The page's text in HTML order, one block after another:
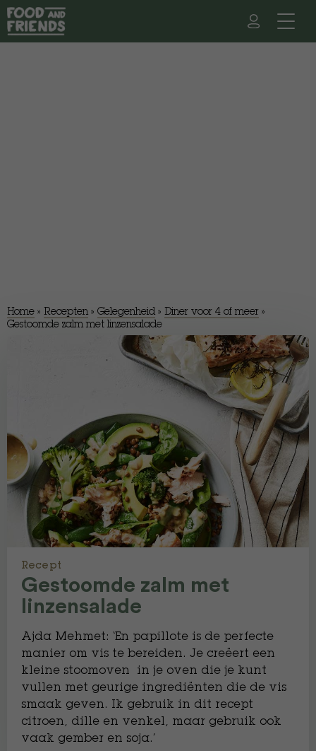
Home » Recepten » Gelegenheid » Diner voor 4 of meer »
Gestoomde zalm met linzensalade
Recept
Gestoomde zalm met
linzensalade
Ajda Mehmet: ‘En papillote is de perfecte
manier om vis te bereiden. Je creëert een
kleine stoomoven in je oven die je kunt
vullen met geurige ingrediënten die de vis
smaak geven. Ik gebruik in dit recept
citroen, dille en venkel, maar gebruik ook
vaak gember en soja.’